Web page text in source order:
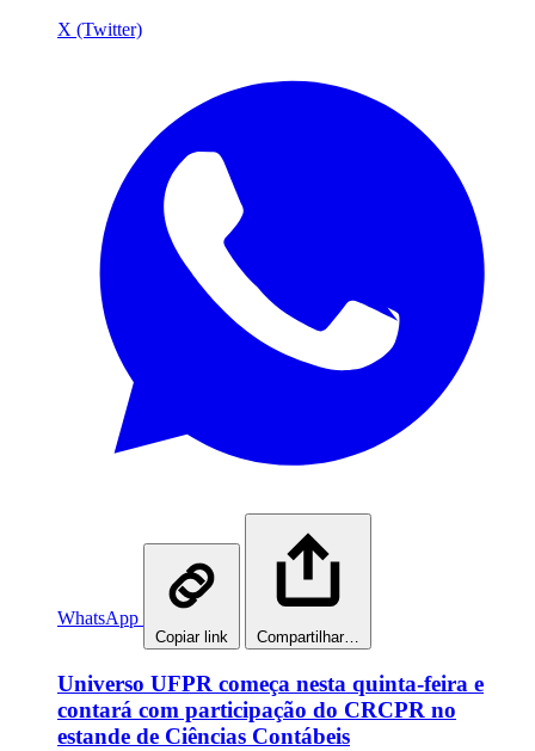
X (Twitter)
WhatsApp
Copiar link Compartilhar…
Universo UFPR começa nesta quinta-feira e
contará com participação do CRCPR no
estande de Ciências Contábeis